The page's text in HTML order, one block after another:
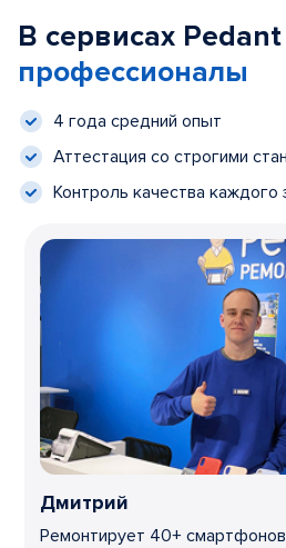
В сервисах
профессионалы
4 года средний опыт
Аттестация со строгими
Контроль качества каждого
Дмитрий
Ремонтирует 40+